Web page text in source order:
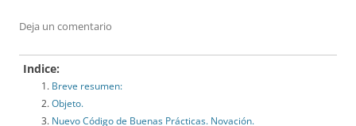
Deja un comentario
Indice:
Breve resumen:
Objeto.
Nuevo Código de Buenas Prácticas. Novación.